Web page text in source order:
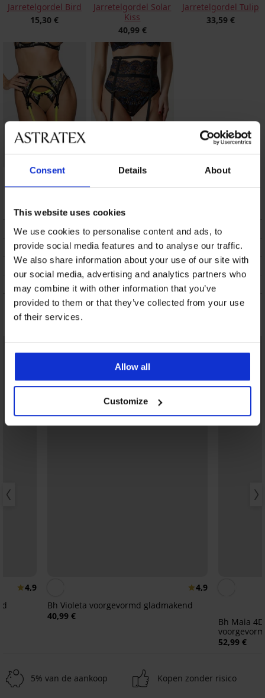
Consent Details About
This website uses cookies
We use cookies to personalise content and ads, to
provide social media features and to analyse our traffic.
We also share information about your use of our site with
our social media, advertising and analytics partners who
may combine it with other information that you’ve
provided to them or that they’ve collected from your use
of their services.
Allow all
Customize
Jarretelgordel Bird
15,30 €
Jarretelgordel Solar
Kiss
40,99 €
Jarretelgordel Tulip
33,59 €
Jarretelgordel
Sariyah
Jarretelgordel
Bethanie
BESCHRIJVING
VERZENDING EN BETALING
RUILEN
ONDERHOUD EN WASSEN
Misschien vindt u dit ook leuk
4,9
4,9
Bh Violeta voorgevormd gladmakend
40,99 €
Bh Maia
52,99 €
5% van de aankoop Kopen zonder risico